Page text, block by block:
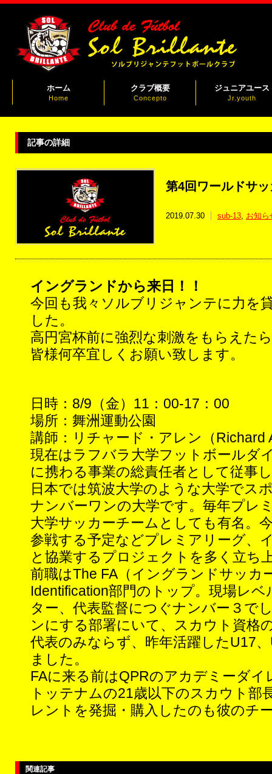
ホーム
Home
クラブ概要
Concepto
ジュニアユース
Jr.youth
記事の詳細
第4回ワールドサ
2019.07.30 sub-13, お知ら
イングランドから来日！！
今回も我々ソルブリジャンテに力を
した。
高円宮杯前に強烈な刺激をもらえた
皆様何卒宜しくお願い致します。
日時：8/9（金）11：00-17：00
場所：舞洲運動公園
講師：リチャード・アレン（Richard
現在はラフバラ大学フットボールダ
に携わる事業の総責任者として従事
日本では筑波大学のような大学でス
ナンバーワンの大学です。毎年プレ
大学サッカーチームとしても有名。
参戦する予定などプレミアリーグ、
と協業するプロジェクトを多く立ち
前職はThe FA（イングランドサッカ
Identification部門のトップ。現場レ
ター、代表監督につぐナンバー３で
ンにする部署にいて、スカウト資格
代表のみならず、昨年活躍したU17
ました。
FAに来る前はQPRのアカデミーダ
トッテナムの21歳以下のスカウト部
レントを発掘・購入したのも彼のチ
関連記事